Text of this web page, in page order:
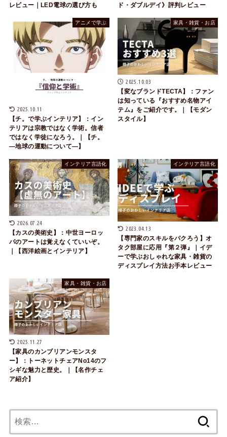
レビュー｜LED電球の選び方も ド・ダブルデイ》評判レビュー
アニメで学ぶ
2025.10.11
【チ。で学ぶインテリア】：イン
テリアは宗教ではなく学術。信者
ではなく学徒になろう。｜【チ。
―地球の運動について―】
家具・雑貨・お店
2025.10.03
【変なブランドTECTA】：ファン
は知っている『おすすめ名物アイ
テム』をご紹介です。｜【モダン
スタイル】
インテリア言語化
2026.07.24
【カスの美術史】：中世ヨーロッ
パのアートは覚えなくていいぞ。
｜【西洋絵画とインテリア】
インテリア言語化
2023.04.13
【専門家のスキルをパクろう】オ
タク部屋に応用『第２弾』｜イデ
ーで学ぶおしゃれな家具・雑貨の
ディスプレイ方法お手本レビュー
家具・雑貨・お店
2025.11.27
【家具のカンブリアンモンスタ
ー】：トーネットチェアNo14のフ
シギな魅力と歴史。｜【名作チェ
ア紹介】
索: